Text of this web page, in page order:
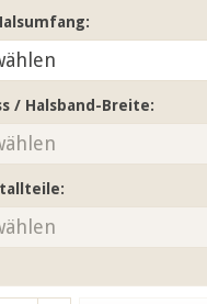
/ Halsband-Breite: